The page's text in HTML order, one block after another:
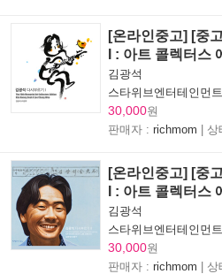
[온라인중고] [중
I : 아트 콜렉터스
김광석
스타위브엔터테인먼트
30,000원
판매자 : richmom | 상
[온라인중고] [중
I : 아트 콜렉터스
김광석
스타위브엔터테인먼트
30,000원
판매자 : richmom | 상